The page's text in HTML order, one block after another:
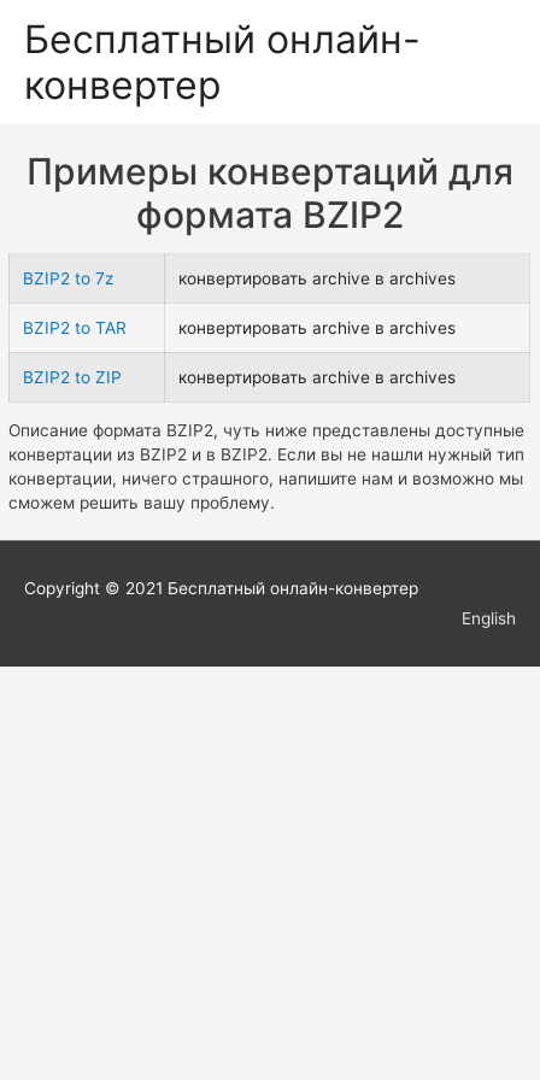
Бесплатный онлайн-
конвертер
Примеры конвертаций для
формата BZIP2
BZIP2 to 7z конвертировать archive в archives
BZIP2 to TAR конвертировать archive в archives
BZIP2 to ZIP конвертировать archive в archives
Описание формата BZIP2, чуть ниже представлены доступные
конвертации из BZIP2 и в BZIP2. Если вы не нашли нужный тип
конвертации, ничего страшного, напишите нам и возможно мы
сможем решить вашу проблему.
Copyright © 2021 Бесплатный онлайн-конвертер
English